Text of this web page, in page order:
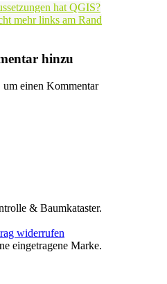
hat QGIS?
mehr links am Rand
hinzu
um einen Kommentar
& Baumkataster.
widerrufen
eingetragene Marke.